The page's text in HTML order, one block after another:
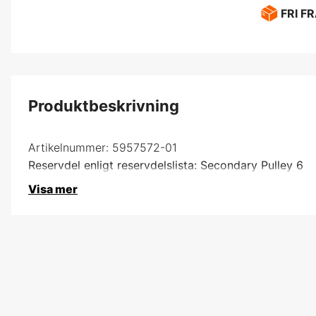
FRI
Produktbeskrivning
Artikelnummer: 5957572-01
Reservdel enligt reservdelslista: Secondary Pulley 6
Visa mer